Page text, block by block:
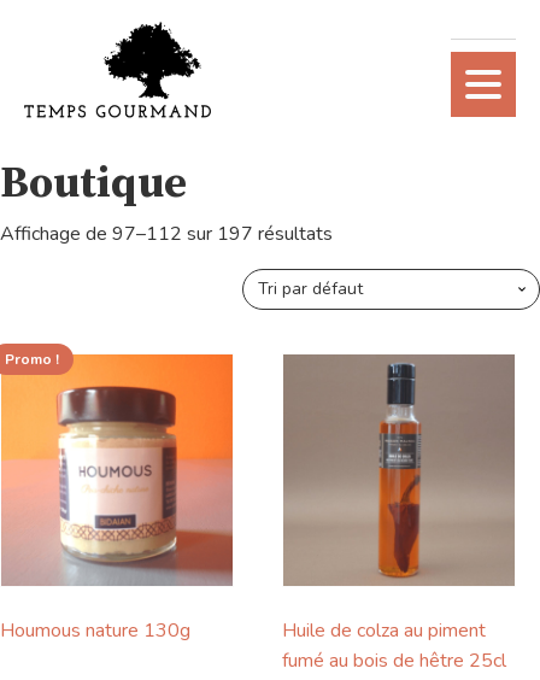
Boutique
Affichage de 97–112 sur 197 résultats
Promo !
Houmous nature 130g
Huile de colza au piment
fumé au bois de hêtre 25cl